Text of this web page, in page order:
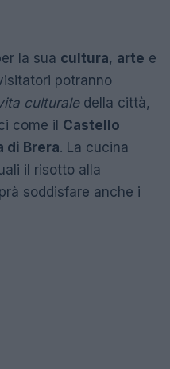
la sua cultura, arte e
potranno
culturaledella città,
come il Castello
di Brera. La cucina
il risotto alla
soddisfare anche i